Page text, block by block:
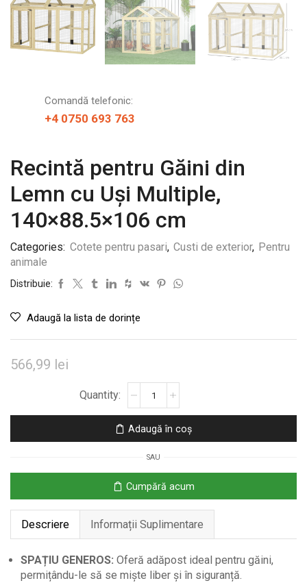
Comandă telefonic:
+4 0750 693 763
Recintă pentru Găini din
Lemn cu Uși Multiple,
140×88.5×106 cm
Categories: Cotete pentru pasari, Custi de exterior, Pentru
animale
Distribuie:
Adaugă la lista de dorințe
566,99 lei
pentru
Găini
Lemn
cu
Uși
Multiple,
140x88.5x106
cm
Adaugă în coș
SAU
Cumpără acum
Descriere Informații Suplimentare
SPAȚIU GENEROS: Oferă adăpost ideal pentru găini,
permițându-le să se miște liber și în siguranță.